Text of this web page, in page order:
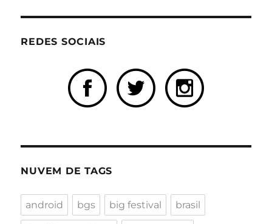
REDES SOCIAIS
NUVEM DE TAGS
android bgs big festival brasil